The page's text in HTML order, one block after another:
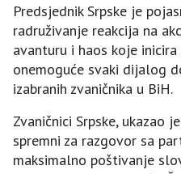
Predsjednik Srpske je
radruživanje reakcija na
avanturu i haos koje
onemoguće svaki dijalog
izabranih zvaničnika u BiH.
Zvaničnici Srpske, ukazao
spremni za razgovor sa
maksimalno poštivanje